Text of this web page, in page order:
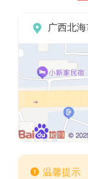
 广西北
 温馨提示